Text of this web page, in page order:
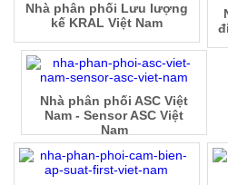
Nhà phân phối Lưu lượng
kế KRAL Việt Nam
Nhà phân phối ASC Việt
Nam - Sensor ASC Việt
Nam